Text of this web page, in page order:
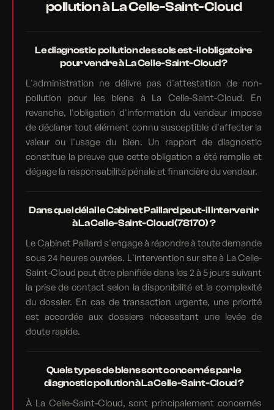
pollution à La Celle-Saint-Cloud
Le diagnostic pollution des sols est-il obligatoire
pour vendre à La Celle-Saint-Cloud ?
L'administration ne délivre pas d'attestation de non-
pollution pour les biens à La Celle-Saint-Cloud. En
revanche, l'obligation d'information du vendeur impose
de déclarer tout élément connu susceptible d'affecter la
valeur ou l'usage du bien. Un rapport de diagnostic
constitue la preuve que cette obligation a été remplie et
dégage la responsabilité pénale et financière du vendeur.
Dans quel délai le Cabinet Paillard peut-il intervenir
à La Celle-Saint-Cloud (78170) ?
Le Cabinet Paillard s'engage à répondre à toute demande
sous 24 heures ouvrées. L'intervention sur site à La Celle-
Saint-Cloud peut être planifiée dans les 2 à 5 jours suivant
la prise de contact selon la disponibilité et la complexité
du dossier. En cas de transaction urgente, une priorité
est accordée aux dossiers nécessitant une levée de
doute rapide.
Quels types de biens sont concernés par le
diagnostic pollution à La Celle-Saint-Cloud ?
À La Celle-Saint-Cloud, sont principalement concernés